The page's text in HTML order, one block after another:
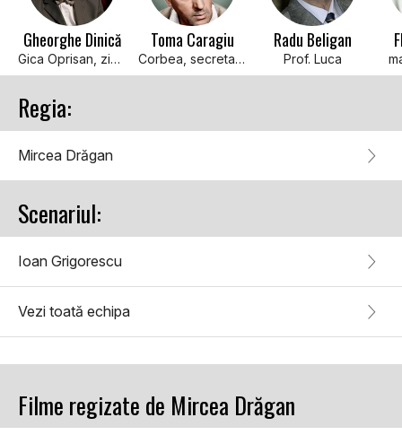
Gheorghe Dinică
Gica Oprisan, zis Salamandra
Toma Caragiu
Corbea, secretar de partid
Radu Beligan
Prof. Luca
Regia:
Mircea Drăgan
Scenariul:
Ioan Grigorescu
Vezi toată echipa
Filme regizate de Mircea Drăgan